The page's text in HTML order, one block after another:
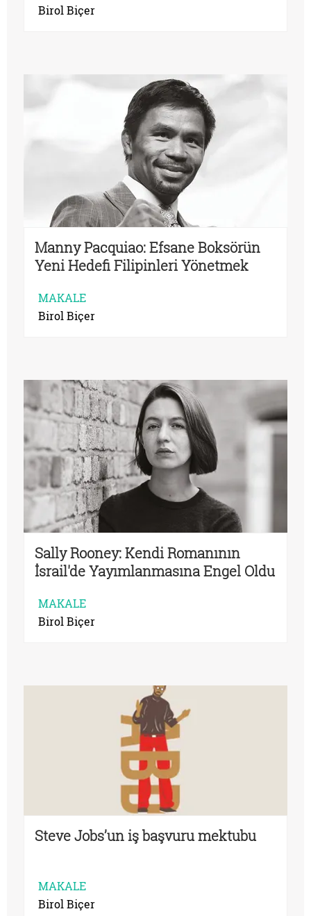
Birol Biçer
Manny Pacquiao: Efsane Boksörün
Yeni Hedefi Filipinleri Yönetmek
MAKALE
Birol Biçer
Sally Rooney: Kendi Romanının
İsrail'de Yayımlanmasına Engel Oldu
MAKALE
Birol Biçer
Steve Jobs’un iş başvuru mektubu
MAKALE
Birol Biçer